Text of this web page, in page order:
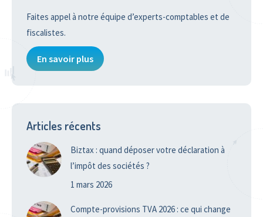
Faites appel à notre équipe d’experts-comptables et de
fiscalistes.
En savoir plus
Articles récents
Biztax : quand déposer votre déclaration à
l’impôt des sociétés ?
1 mars 2026
Compte-provisions TVA 2026 : ce qui change